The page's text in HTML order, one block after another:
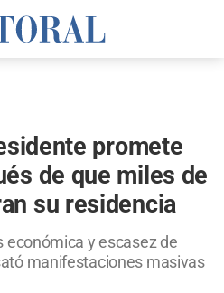
promete
de que miles de
su residencia
económica y escasez de
manifestaciones masivas